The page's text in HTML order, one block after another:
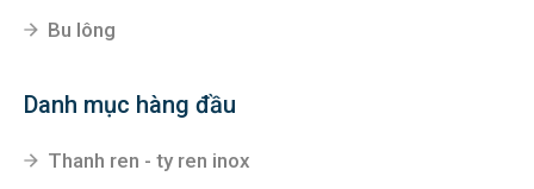
Bu lông
Danh mục hàng đầu
Thanh ren - ty ren inox